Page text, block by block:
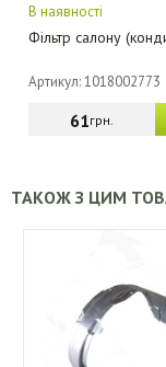
В наявності
Фільтр салону
Артикул: 1018002773
61грн.
ТАКОЖ З ЦИМ